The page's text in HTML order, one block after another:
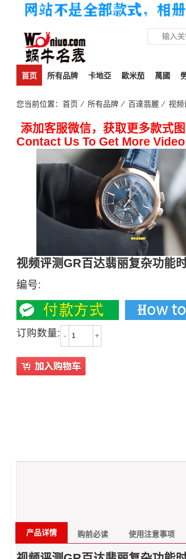
首页 所有品牌 卡地亞 歐米茄 萬國
您当前位置： 首页 ⁄ 所有品牌 ⁄ 百達翡麗 ⁄ 视频
添加客服微信，获取更多款式图
Contact Us To Get More
视频评测GR百达翡丽复杂功能
编号:
订购数量: - +
产品详情 购前必读 使用注意事项